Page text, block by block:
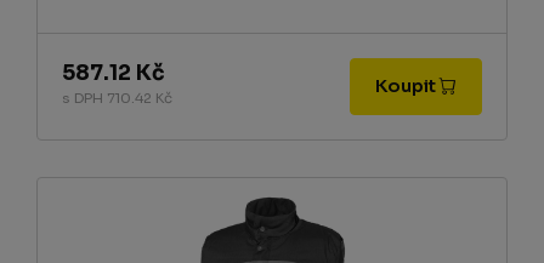
587.12 Kč
s DPH 710.42 Kč
Koupit